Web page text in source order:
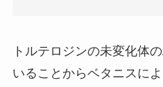
トルテロジンの未変化体
いることからベタニスに